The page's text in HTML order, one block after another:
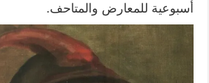
أسبوعية للمعارض والمتاحف.